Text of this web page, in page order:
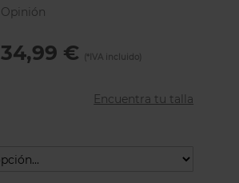
Opinión
34,99 €
Encuentra tu talla